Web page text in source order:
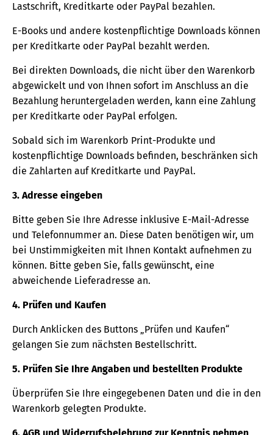
Lastschrift, Kreditkarte oder PayPal bezahlen.
E-Books und andere kostenpflichtige Downloads können
per Kreditkarte oder PayPal bezahlt werden.
Bei direkten Downloads, die nicht über den Warenkorb
abgewickelt und von Ihnen sofort im Anschluss an die
Bezahlung heruntergeladen werden, kann eine Zahlung
per Kreditkarte oder PayPal erfolgen.
Sobald sich im Warenkorb Print-Produkte und
kostenpflichtige Downloads befinden, beschränken sich
die Zahlarten auf Kreditkarte und PayPal.
3. Adresse eingeben
Bitte geben Sie Ihre Adresse inklusive E-Mail-Adresse
und Telefonnummer an. Diese Daten benötigen wir, um
bei Unstimmigkeiten mit Ihnen Kontakt aufnehmen zu
können. Bitte geben Sie, falls gewünscht, eine
abweichende Lieferadresse an.
4. Prüfen und Kaufen
Durch Anklicken des Buttons „Prüfen und Kaufen“
gelangen Sie zum nächsten Bestellschritt.
5. Prüfen Sie Ihre Angaben und bestellten Produkte
Überprüfen Sie Ihre eingegebenen Daten und die in den
Warenkorb gelegten Produkte.